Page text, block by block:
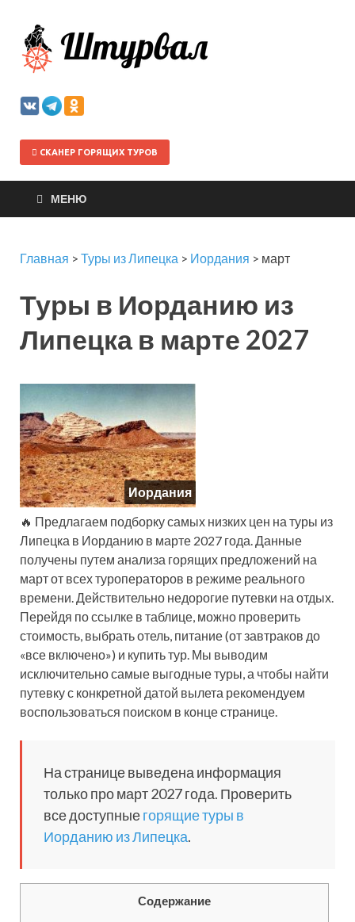
СКАНЕР ГОРЯЩИХ ТУРОВ
МЕНЮ
Главная > Туры из Липецка > Иордания > март
Туры в Иорданию из
Липецка в марте 2027
Иордания
🔥 Предлагаем подборку самых низких цен на туры из
Липецка в Иорданию в марте 2027 года. Данные
получены путем анализа горящих предложений на
март от всех туроператоров в режиме реального
времени. Действительно недорогие путевки на отдых.
Перейдя по ссылке в таблице, можно проверить
стоимость, выбрать отель, питание (от завтраков до
«все включено») и купить тур. Мы выводим
исключительно самые выгодные туры, а чтобы найти
путевку с конкретной датой вылета рекомендуем
воспользоваться поиском в конце странице.
На странице выведена информация
только про март 2027 года. Проверить
все доступныегорящие туры в
Иорданию из Липецка.
Содержание